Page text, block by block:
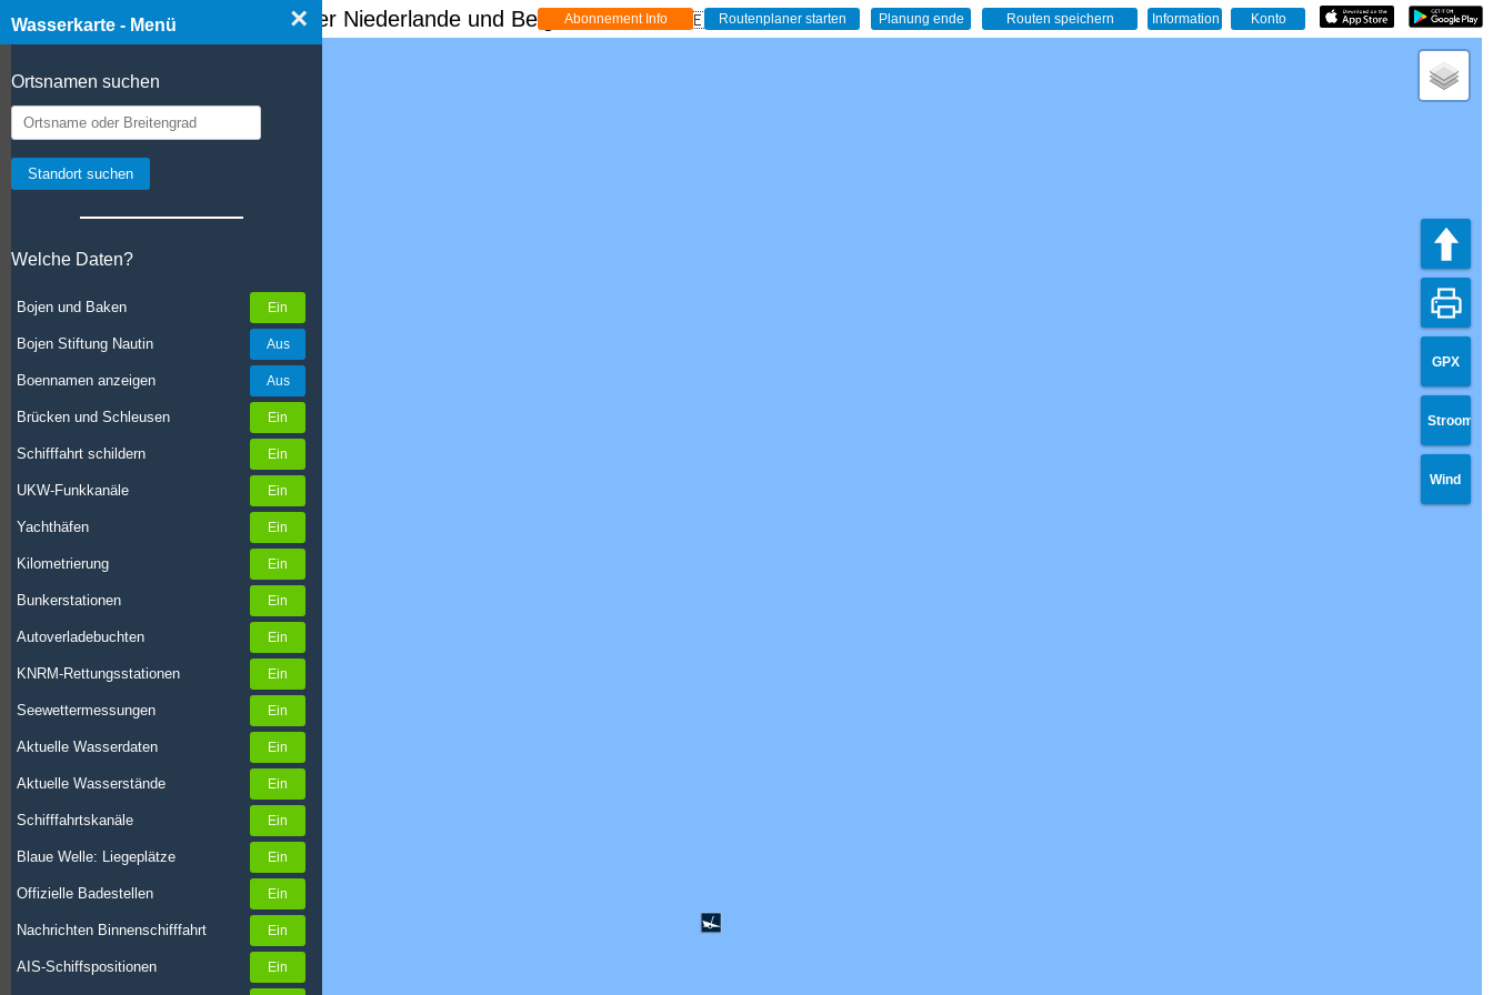
Wasserkarte - Menü ×
Ortsnamen suchen
Welche Daten?
Bojen und Baken
Bojen Stiftung Nautin
Boennamen anzeigen
Brücken und Schleusen
Schifffahrt schildern
UKW-Funkkanäle
Yachthäfen
Kilometrierung
Bunkerstationen
Autoverladebuchten
KNRM-Rettungsstationen
Seewettermessungen
Aktuelle Wasserdaten
Aktuelle Wasserstände
Schifffahrtskanäle
Blaue Welle: Liegeplätze
Offizielle Badestellen
Nachrichten Binnenschifffahrt
AIS-Schiffspositionen
☰ Wasserkarte Deutschland, der Niederlande und Belgien - Live 🇩🇪
GPX
Stroom
Wind